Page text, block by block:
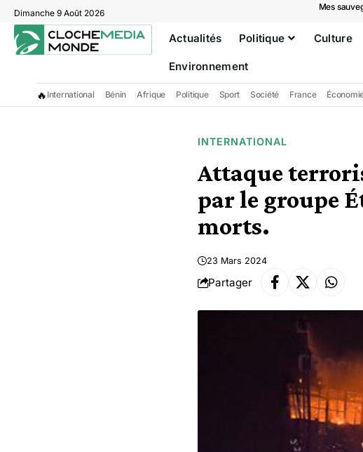
Dimanche 9 Août 2026
Mes
Actualités Politique Culture
Environnement
🔥 International Bénin Afrique Politique Sport Société France
INTERNATIONAL
Attaque
par le groupe
morts.
23 Mars 2024
Partager